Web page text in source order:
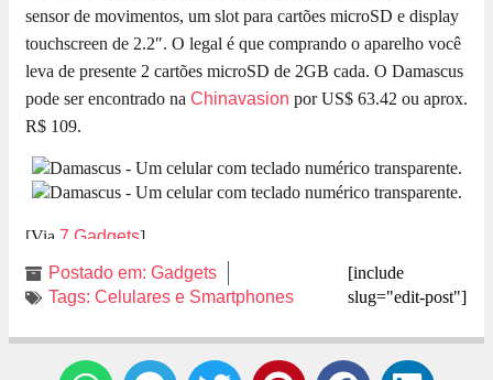
sensor de movimentos, um slot para cartões microSD e display
touchscreen de 2.2″. O legal é que comprando o aparelho você
leva de presente 2 cartões microSD de 2GB cada. O Damascus
pode ser encontrado na Chinavasion por US$ 63.42 ou aprox.
R$ 109.
[Via 7 Gadgets]
Postado em: Gadgets
Tags: Celulares e Smartphones
[include
slug="edit-post"]